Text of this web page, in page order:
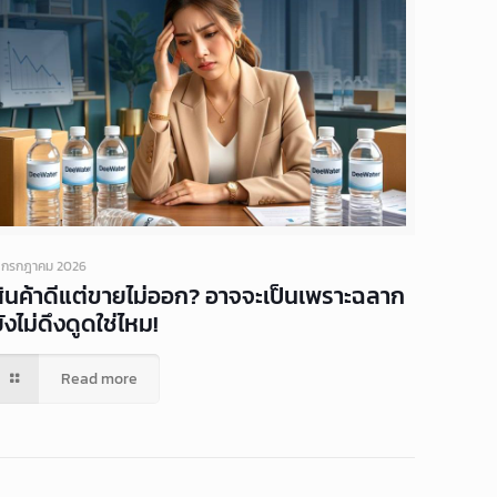
รกฎาคม 2026
ค้าดีแต่ขายไม่ออก? อาจจะเป็นเพราะฉลาก
ไม่ดึงดูดใช่ไหม!
Read more